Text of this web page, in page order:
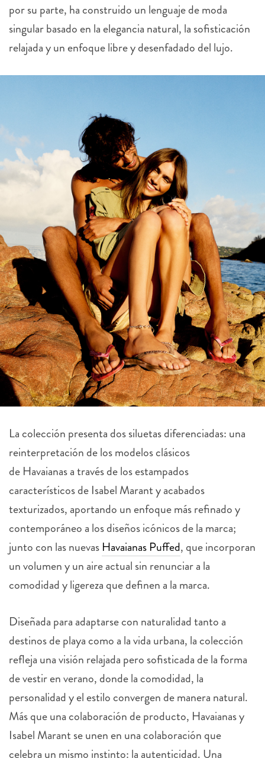
por su parte, ha construido un lenguaje de moda
singular basado en la elegancia natural, la sofisticación
relajada y un enfoque libre y desenfadado del lujo.
La colección presenta dos siluetas diferenciadas: una
reinterpretación de los modelos clásicos
de Havaianasa través de los estampados
característicos de Isabel Marant y acabados
texturizados, aportando un enfoque más refinado y
contemporáneo a los diseños icónicos de la marca;
junto con las nuevas Havaianas Puffed, que incorporan
un volumen y un aire actual sin renunciar a la
comodidad y ligereza que definen a la marca.
Diseñada para adaptarse con naturalidad tanto a
destinos de playa como a la vida urbana, la colección
refleja una visión relajada pero sofisticada de la forma
de vestir en verano, donde la comodidad, la
personalidad y el estilo convergen de manera natural.
Más que una colaboración de producto, Havaianasy
Isabel Marant se unen en una colaboración que
celebra un mismo instinto: la autenticidad. Una